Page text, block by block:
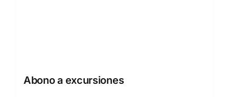
Abono a excursiones